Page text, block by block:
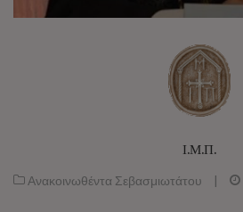
Ι.Μ.Π.
Ανακοινωθέντα Σεβασμιωτάτου |